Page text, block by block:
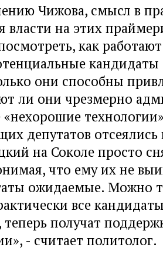
Чижова, смысл в
власти на этих
как
кандидаты
они способны
ли они чрезмерно
депутатов
на Соколе просто
что ему их не
ожидаемые. Можно
все
получат
- считает политолог.